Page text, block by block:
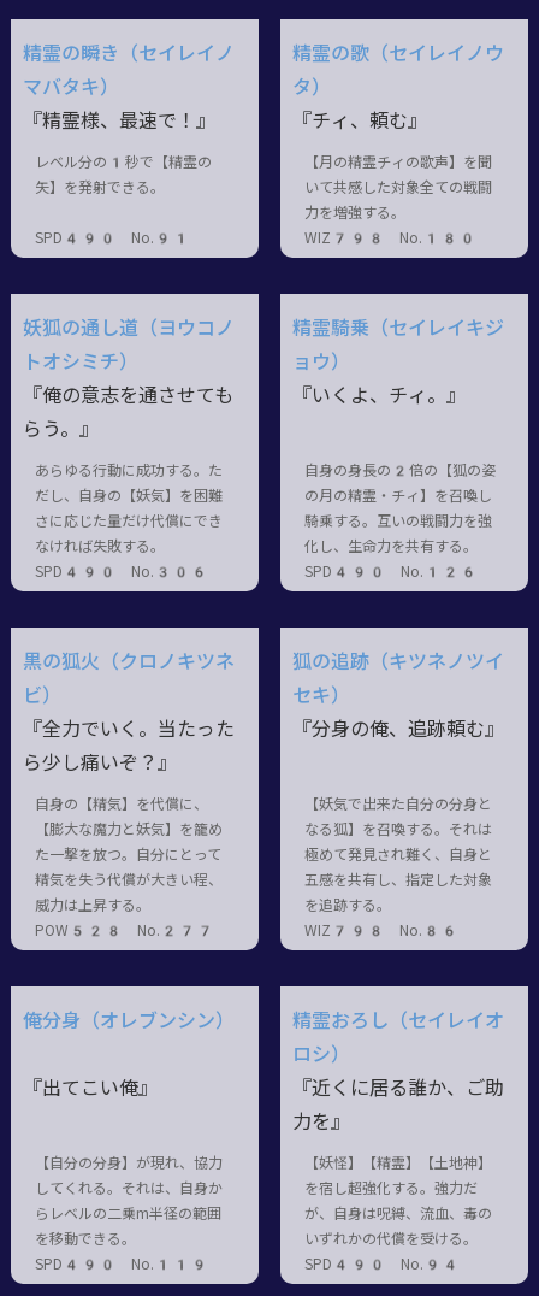
精霊の瞬き（セイレイノ
マバタキ）
『精霊様、最速で！』
レベル分の1秒で【精霊の
矢】を発射できる。
SPD490 No.91
精霊の歌（セイレイノウ
タ）
『チィ、頼む』
【月の精霊チィの歌声】を聞
いて共感した対象全ての戦闘
力を増強する。
WIZ798 No.180
妖狐の通し道（ヨウコノ
トオシミチ）
『俺の意志を通させても
らう。』
あらゆる行動に成功する。た
だし、自身の【妖気】を困難
さに応じた量だけ代償にでき
なければ失敗する。
SPD490 No.306
精霊騎乗（セイレイキジ
ョウ）
『いくよ、チィ。』
自身の身長の2倍の【狐の姿
の月の精霊・チィ】を召喚し
騎乗する。互いの戦闘力を強
化し、生命力を共有する。
SPD490 No.126
黒の狐火（クロノキツネ
ビ）
『全力でいく。当たった
ら少し痛いぞ？』
自身の【精気】を代償に、
【膨大な魔力と妖気】を籠め
た一撃を放つ。自分にとって
精気を失う代償が大きい程、
威力は上昇する。
POW528 No.277
狐の追跡（キツネノツイ
セキ）
『分身の俺、追跡頼む』
【妖気で出来た自分の分身と
なる狐】を召喚する。それは
極めて発見され難く、自身と
五感を共有し、指定した対象
を追跡する。
WIZ798 No.86
俺分身（オレブンシン）
『出てこい俺』
【自分の分身】が現れ、協力
してくれる。それは、自身か
らレベルの二乗m半径の範囲
を移動できる。
SPD490 No.119
精霊おろし（セイレイオ
ロシ）
『近くに居る誰か、ご助
力を』
【妖怪】【精霊】【土地神】
を宿し超強化する。強力だ
が、自身は呪縛、流血、毒の
いずれかの代償を受ける。
SPD490 No.94